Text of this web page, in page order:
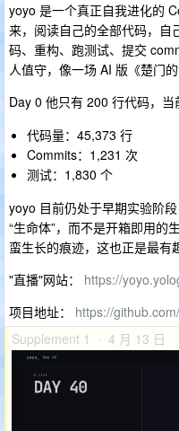
yoyo 是一个真正自我进化的
来，阅读自己的全部代码，自
码、重构、跑测试、提交
人值守，像一场 AI 版《楚门的
Day 0 他只有 200 行代码，当
代码量：45,373 行
Commits：1,231 次
测试：1,830 个
yoyo 目前仍处于早期实验阶
“生命体”，而不是开箱即用的
蛮生长的痕迹，这也正是最有
"直播"网站： https://
项目地址： https://
Supplement 1 · 4 月 13 日